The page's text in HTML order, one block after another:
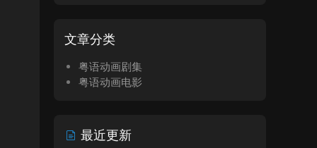
文章分类
粤语动画剧集
粤语动画电影
最近更新